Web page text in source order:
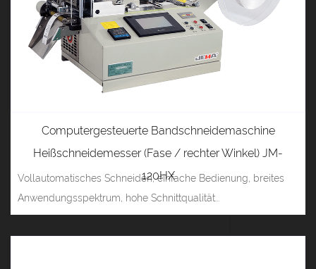
Computergesteuerte Bandschneidemaschine
Heißschneidemesser (Fase / rechter Winkel) JM-
120HX
Vollautomatisches Schneiden, einfache Bedienung, breites
Anwendungsspektrum, hohe Schnittqualität...